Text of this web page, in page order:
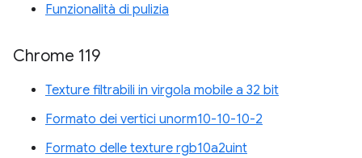
Funzionalità di pulizia
Chrome 119
Texture filtrabili in virgola mobile a 32 bit
Formato dei vertici unorm10-10-10-2
Formato delle texture rgb10a2uint